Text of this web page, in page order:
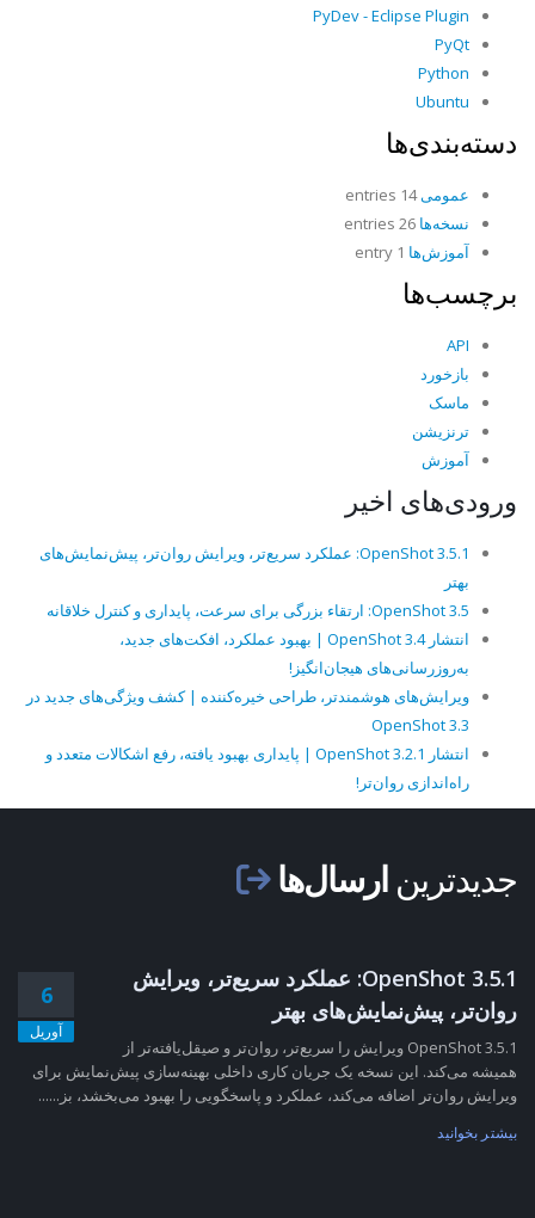
PyDev - Eclipse Plugin
PyQt
Python
Ubuntu
دسته‌بندی‌ها
عمومی14 entries
نسخه‌ها
آموزش‌ها
برچسب‌ها
API
بازخورد
ماسک
ترنزیشن
آموزش
ورودی‌های اخیر
OpenShot 3.5.1: عملکرد سریع‌تر، ویرایش روان‌تر، پیش‌نمایش‌های
بهتر
OpenShot 3.5: ارتقاء بزرگی برای سرعت، پایداری و کنترل خلاقانه
انتشار OpenShot 3.4 | بهبود عملکرد، افکت‌های جدید،
به‌روزرسانی‌های هیجان‌انگیز!
ویرایش‌های هوشمندتر، طراحی خیره‌کننده | کشف ویژگی‌های جدید در
OpenShot 3.3
انتشار OpenShot 3.2.1 | پایداری بهبود یافته، رفع اشکالات متعدد و
راه‌اندازی روان‌تر!
جدیدترین ارسال‌ها
6
آوریل
OpenShot 3.5.1: عملکرد سریع‌تر، ویرایش
روان‌تر، پیش‌نمایش‌های بهتر
OpenShot 3.5.1 ویرایش را سریع‌تر، روان‌تر و صیقل‌یافته‌تر از
همیشه می‌کند. این نسخه یک جریان کاری داخلی بهینه‌سازی پیش‌نمایش برای
ویرایش روان‌تر اضافه می‌کند، عملکرد و پاسخگویی را بهبود می‌بخشد، بز......
بیشتر بخوانید